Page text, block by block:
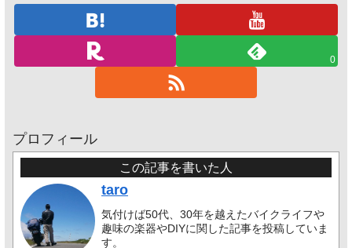
0
プロフィール
この記事を書いた人
taro
気付けば50代、30年を越えたバイクライフや
趣味の楽器やDIYに関した記事を投稿していま
す。